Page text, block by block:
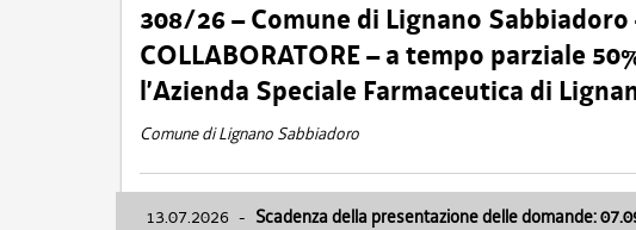
308/26 – Comune di Lignano Sabbiadoro
COLLABORATORE – a tempo parziale
l’Azienda Speciale Farmaceutica di
Comune di Lignano Sabbiadoro
13.07.2026 - Scadenza della presentazione delle domande: